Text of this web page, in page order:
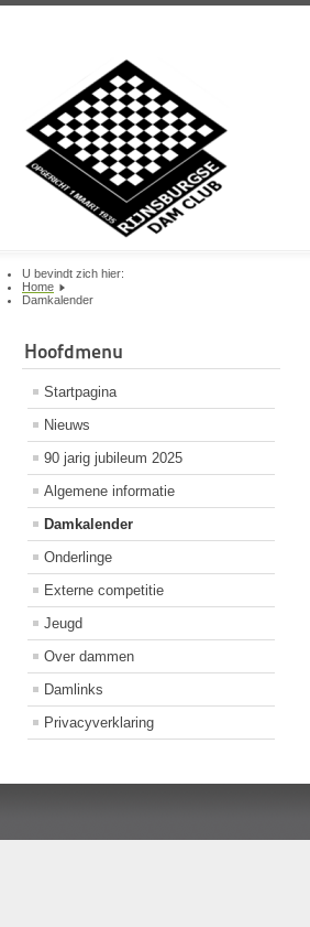
U bevindt zich hier:
Home
Damkalender
Hoofdmenu
Startpagina
Nieuws
90 jarig jubileum 2025
Algemene informatie
Damkalender
Onderlinge
Externe competitie
Jeugd
Over dammen
Damlinks
Privacyverklaring